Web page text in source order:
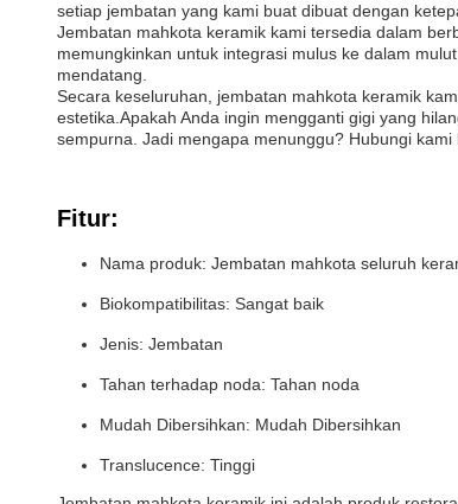
setiap jembatan yang kami buat dibuat dengan
Jembatan mahkota keramik kami tersedia dalam
memungkinkan untuk integrasi mulus ke dalam
mendatang.
Secara keseluruhan, jembatan mahkota keramik
estetika.Apakah Anda ingin mengganti gigi yang
sempurna. Jadi mengapa menunggu? Hubungi
Fitur:
Nama produk: Jembatan mahkota seluruh
Biokompatibilitas: Sangat baik
Jenis: Jembatan
Tahan terhadap noda: Tahan noda
Mudah Dibersihkan: Mudah Dibersihkan
Translucence: Tinggi